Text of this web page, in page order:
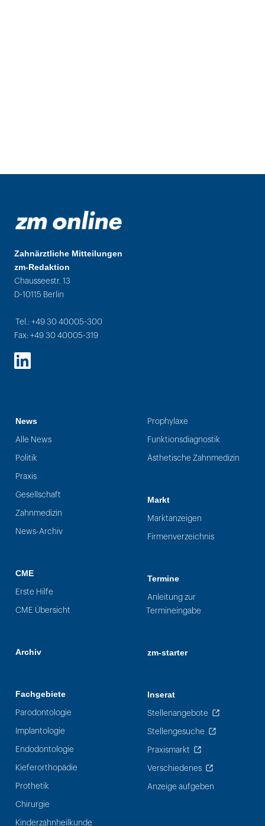
Zahnärztliche Mitteilungen
zm-Redaktion
Chausseestr. 13
D-10115 Berlin
Tel.: +49 30 40005-300
Fax: +49 30 40005-319
LinkedIn
News
Alle News
Politik
Praxis
Gesellschaft
Zahnmedizin
News-Archiv
CME
Erste Hilfe
CME Übersicht
Archiv
Fachgebiete
Parodontologie
Implantologie
Endodontologie
Kieferorthopädie
Prothetik
Chirurgie
Kinderzahnheilkunde
Prophylaxe
Funktionsdiagnostik
Ästhetische Zahnmedizin
Markt
Marktanzeigen
Firmenverzeichnis
Termine
Anleitung zur
Termineingabe
zm-starter
Inserat
Stellenangebote
Stellengesuche
Praxismarkt
Verschiedenes
Anzeige aufgeben